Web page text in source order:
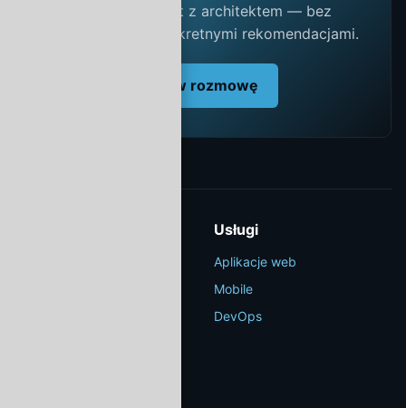
Umów 30 minut z architektem — bez
zobowiązań, z konkretnymi rekomendacjami.
Umów rozmowę
Usługi
Aplikacje web
Mobile
DevOps